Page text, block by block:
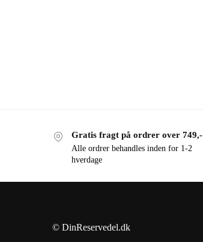
Gratis fragt på ordrer over 749,-
Alle ordrer behandles inden for 1-2
hverdage
© DinReservedel.dk